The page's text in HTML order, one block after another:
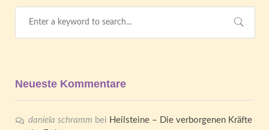
Neueste Kommentare
daniela schramm bei Heilsteine – Die verborgenen Kräfte